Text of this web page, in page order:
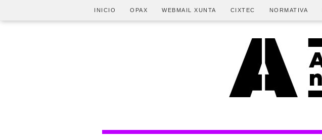
INICIO OPAX WEBMAIL XUNTA CIXTEC NORMATIVA